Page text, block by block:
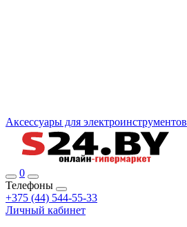
Аксессуары для электроинструментов
0
Телефоны
+375 (44) 544-55-33
Личный кабинет